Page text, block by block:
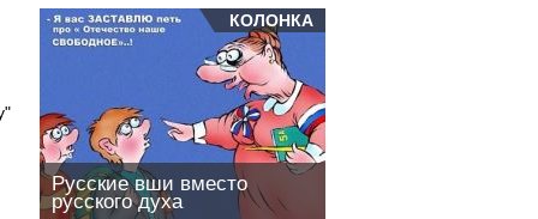
КОЛОНКА
Русские вши вместо
русского духа